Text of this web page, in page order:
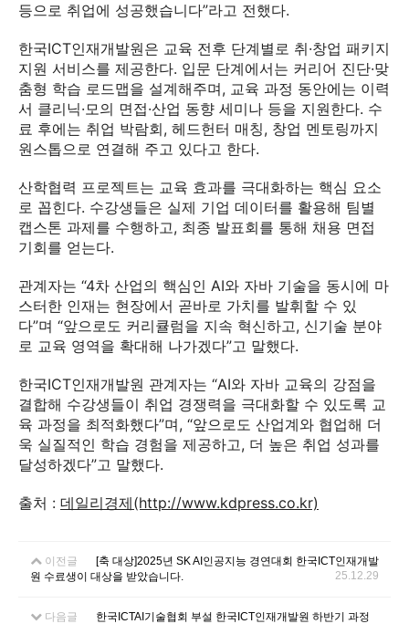
등으로 취업에 성공했습니다”라고 전했다.
한국ICT인재개발원은 교육 전후 단계별로 취·창업 패키지
지원 서비스를 제공한다. 입문 단계에서는 커리어 진단·맞
춤형 학습 로드맵을 설계해주며, 교육 과정 동안에는 이력
서 클리닉·모의 면접·산업 동향 세미나 등을 지원한다. 수
료 후에는 취업 박람회, 헤드헌터 매칭, 창업 멘토링까지
원스톱으로 연결해 주고 있다고 한다.
산학협력 프로젝트는 교육 효과를 극대화하는 핵심 요소
로 꼽힌다. 수강생들은 실제 기업 데이터를 활용해 팀별
캡스톤 과제를 수행하고, 최종 발표회를 통해 채용 면접
기회를 얻는다.
관계자는 “4차 산업의 핵심인 AI와 자바 기술을 동시에 마
스터한 인재는 현장에서 곧바로 가치를 발휘할 수 있
다”며 “앞으로도 커리큘럼을 지속 혁신하고, 신기술 분야
로 교육 영역을 확대해 나가겠다”고 말했다.
한국ICT인재개발원 관계자는 “AI와 자바 교육의 강점을
결합해 수강생들이 취업 경쟁력을 극대화할 수 있도록 교
육 과정을 최적화했다”며, “앞으로도 산업계와 협업해 더
욱 실질적인 학습 경험을 제공하고, 더 높은 취업 성과를
달성하겠다”고 말했다.
출처 : 데일리경제(http://www.kdpress.co.kr)
이전글
[축 대상]2025년 SK AI인공지능 경연대회 한국ICT인재개발
원 수료생이 대상을 받았습니다.
25.12.29
다음글
한국ICTAI기술협회 부설 한국ICT인재개발원 하반기 과정